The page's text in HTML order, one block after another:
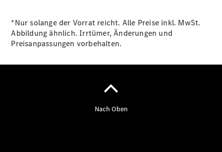
Reifen- und
Komplettradschutz
*Nur solange der Vorrat reicht. Alle Preise inkl. MwSt.
Abbildung ähnlich. Irrtümer, Änderungen und
Preisanpassungen vorbehalten.